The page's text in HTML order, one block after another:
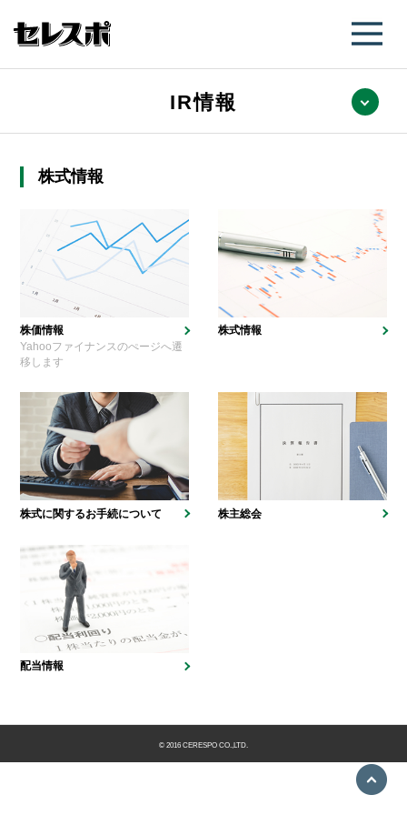
IR情報
株式情報
株価情報
Yahooファイナンスのぺージへ遷
移します
株式情報
株式に関するお手続について 株主総会
配当情報
© 2016 CERESPO CO.,LTD.